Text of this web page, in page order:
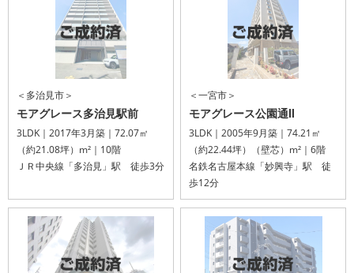
＜多治見市＞
モアグレース多治見駅前
3LDK｜2017年3月築｜72.07㎡
（約21.08坪）m²｜10階
ＪＲ中央線「多治見」駅 徒歩3分
＜一宮市＞
モアグレース公園通Ⅱ
3LDK｜2005年9月築｜74.21㎡
（約22.44坪）（壁芯）m²｜6階
名鉄名古屋本線「妙興寺」駅 徒
歩12分